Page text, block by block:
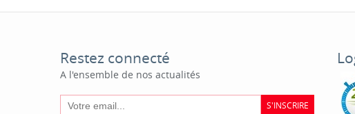
Restez connecté
A l'ensemble de nos actualités
S'INSCRIRE